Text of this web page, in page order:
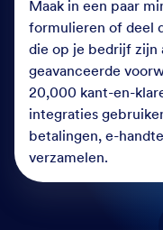
Maak in een paar
formulieren of deel
die op je bedrijf zijn
geavanceerde
20,000 kant-en-
integraties
betalingen, e-
verzamelen.